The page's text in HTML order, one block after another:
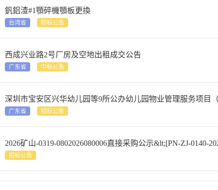
釩鋁渣#1顎碎機顎板更換
台湾省 招标公告
西成兴业路2号厂房及空地出租成交公告
广东省 中标公告
深圳市宝安区兴华幼儿园等9所公办幼儿园物业管理服务项目
广东省 招标公告
2026矿山-0319-0802026080006直接采购公示&lt;[PN-ZJ-0140-
招标公告